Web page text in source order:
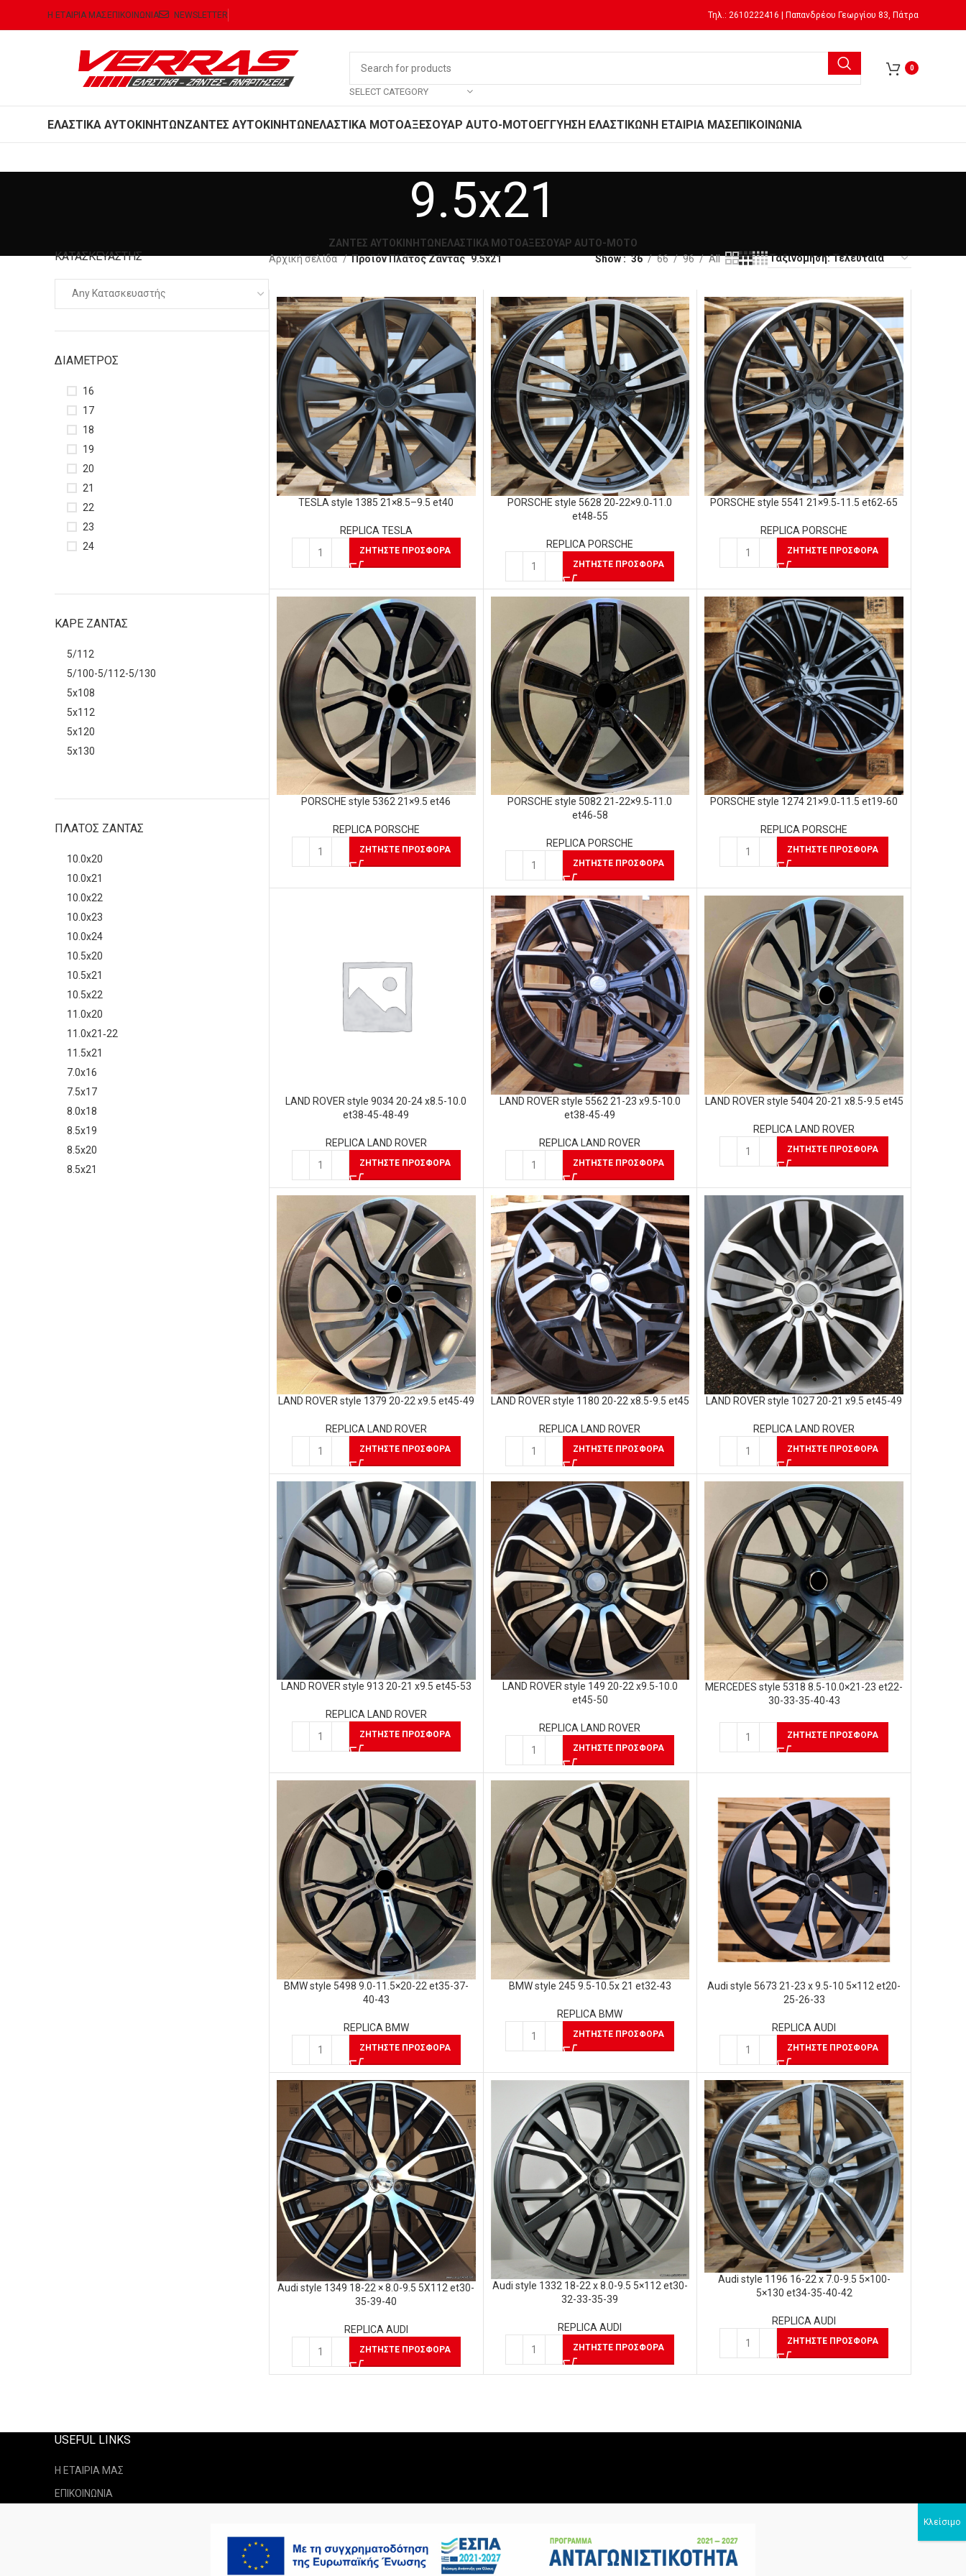
Η ΕΤΑΙΡΙΑ ΜΑΣ ΕΠΙΚΟΙΝΩΝΙΑ NEWSLETTER Τηλ.: 2610222416 | Παπανδρέου Γεωργίου 83, Πάτρα
SELECT CATEGORY
0
ΕΛΑΣΤΙΚΑ ΑΥΤΟΚΙΝΗΤΩΝΖΑΝΤΕΣ ΑΥΤΟΚΙΝΗΤΩΝΕΛΑΣΤΙΚΑ MOTOΑΞΕΣΟΥΑΡ AUTO-MOTOΕΓΓΥΗΣΗ ΕΛΑΣΤΙΚΩΝΗ ΕΤΑΙΡΙΑ ΜΑΣΕΠΙΚΟΙΝΩΝΙΑ
9.5x21
ΖΑΝΤΕΣ ΑΥΤΟΚΙΝΗΤΩΝ ΕΛΑΣΤΙΚΑ MOTOΑΞΕΣΟΥΑΡ AUTO-MOTO
ΚΑΤΑΣΚΕΥΑΣΤΉΣ
Any Κατασκευαστής
ΔΙΆΜΕΤΡΟΣ
16
17
18
19
20
21
22
23
24
ΚΑΡΕ ΖΑΝΤΑΣ
5/112
5/100-5/112-5/130
5x108
5x112
5x120
5x130
ΠΛΑΤΟΣ ΖΑΝΤΑΣ
10.0x20
10.0x21
10.0x22
10.0x23
10.0x24
10.5x20
10.5x21
10.5x22
11.0x20
11.0x21‑22
11.5x21
7.0x16
7.5x17
8.0x18
8.5x19
8.5x20
8.5x21
Αρχική σελίδα Προϊόν Πλάτος Ζάντας 9.5x21 Show 36 66 96 All
TESLA style 1385 21×8.5–9.5 et40
REPLICA TESLA
ΖΗΤΉΣΤΕ ΠΡΟΣΦΟΡΆ
PORSCHE style 5628 20‑22×9.0‑11.0
et48‑55
REPLICA PORSCHE
ΖΗΤΉΣΤΕ ΠΡΟΣΦΟΡΆ
PORSCHE style 5541 21×9.5‑11.5 et62‑65
REPLICA PORSCHE
ΖΗΤΉΣΤΕ ΠΡΟΣΦΟΡΆ
PORSCHE style 5362 21×9.5 et46
REPLICA PORSCHE
ΖΗΤΉΣΤΕ ΠΡΟΣΦΟΡΆ
PORSCHE style 5082 21‑22×9.5‑11.0
et46‑58
REPLICA PORSCHE
ΖΗΤΉΣΤΕ ΠΡΟΣΦΟΡΆ
PORSCHE style 1274 21×9.0‑11.5 et19‑60
REPLICA PORSCHE
ΖΗΤΉΣΤΕ ΠΡΟΣΦΟΡΆ
LAND ROVER style 9034 20-24 x8.5-10.0
et38-45-48-49
REPLICA LAND ROVER
ΖΗΤΉΣΤΕ ΠΡΟΣΦΟΡΆ
LAND ROVER style 5562 21-23 x9.5-10.0
et38-45-49
REPLICA LAND ROVER
ΖΗΤΉΣΤΕ ΠΡΟΣΦΟΡΆ
LAND ROVER style 5404 20-21 x8.5-9.5 et45
REPLICA LAND ROVER
ΖΗΤΉΣΤΕ ΠΡΟΣΦΟΡΆ
LAND ROVER style 1379 20-22 x9.5 et45-49
REPLICA LAND ROVER
ΖΗΤΉΣΤΕ ΠΡΟΣΦΟΡΆ
LAND ROVER style 1180 20-22 x8.5-9.5 et45
REPLICA LAND ROVER
ΖΗΤΉΣΤΕ ΠΡΟΣΦΟΡΆ
LAND ROVER style 1027 20-21 x9.5 et45-49
REPLICA LAND ROVER
ΖΗΤΉΣΤΕ ΠΡΟΣΦΟΡΆ
LAND ROVER style 913 20-21 x9.5 et45-53
REPLICA LAND ROVER
ΖΗΤΉΣΤΕ ΠΡΟΣΦΟΡΆ
LAND ROVER style 149 20-22 x9.5-10.0
et45-50
REPLICA LAND ROVER
ΖΗΤΉΣΤΕ ΠΡΟΣΦΟΡΆ
MERCEDES style 5318 8.5-10.0×21-23 et22-
30-33-35-40-43
ΖΗΤΉΣΤΕ ΠΡΟΣΦΟΡΆ
BMW style 5498 9.0-11.5×20-22 et35-37-
40-43
REPLICA BMW
ΖΗΤΉΣΤΕ ΠΡΟΣΦΟΡΆ
BMW style 245 9.5-10.5x 21 et32-43
REPLICA BMW
ΖΗΤΉΣΤΕ ΠΡΟΣΦΟΡΆ
Audi style 5673 21-23 x 9.5-10 5×112 et20-
25-26-33
REPLICA AUDI
ΖΗΤΉΣΤΕ ΠΡΟΣΦΟΡΆ
Audi style 1349 18-22 × 8.0-9.5 5Χ112 et30-
35-39-40
REPLICA AUDI
ΖΗΤΉΣΤΕ ΠΡΟΣΦΟΡΆ
Audi style 1332 18-22 x 8.0-9.5 5×112 et30-
32-33-35-39
REPLICA AUDI
ΖΗΤΉΣΤΕ ΠΡΟΣΦΟΡΆ
Audi style 1196 16-22 x 7.0-9.5 5×100-
5×130 et34-35-40-42
REPLICA AUDI
ΖΗΤΉΣΤΕ ΠΡΟΣΦΟΡΆ
USEFUL LINKS
Η ΕΤΑΙΡΙΑ ΜΑΣ
ΕΠΙΚΟΙΝΩΝΙΑ